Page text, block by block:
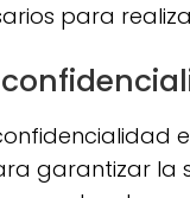
para
garantizar